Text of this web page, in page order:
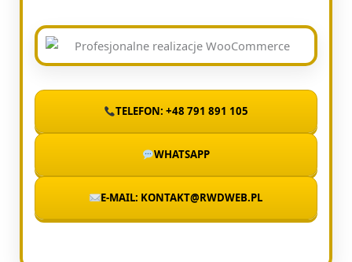
TELEFON: +48 791 891 105
WHATSAPP
E-MAIL: KONTAKT@RWDWEB.PL